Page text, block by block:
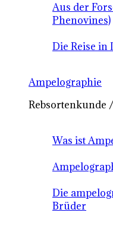
Aus der
Phenovines)
Die Reise in
Ampelographie
Rebsortenkunde
Was ist
Die
Brüder